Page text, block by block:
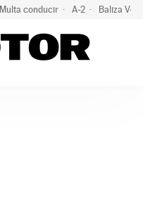
Multa conducir A-2 Baliza V-